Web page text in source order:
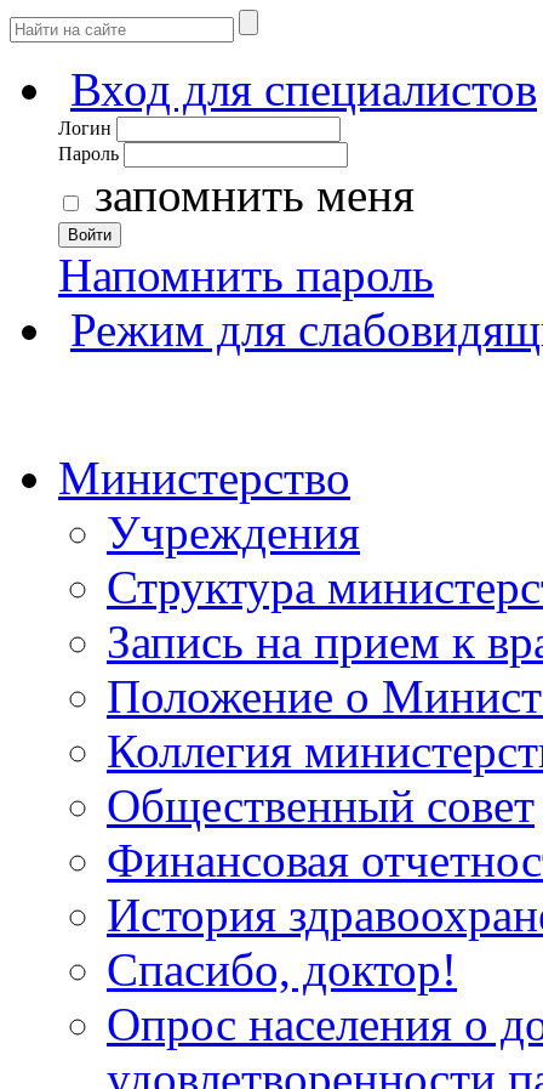
Вход для специалистов
Логин
Пароль
запомнить меня
Войти
Напомнить пароль
Режим для
Министерство
Учреждения
Структура
Запись на прием к
Положение о
Коллегия
Общественный совет
Финансовая
История
Спасибо, доктор!
Опрос населения о